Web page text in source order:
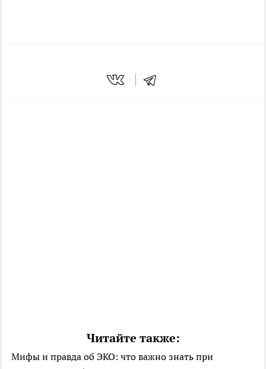
Читайте также:
Мифы и правда об ЭКО: что важно знать при